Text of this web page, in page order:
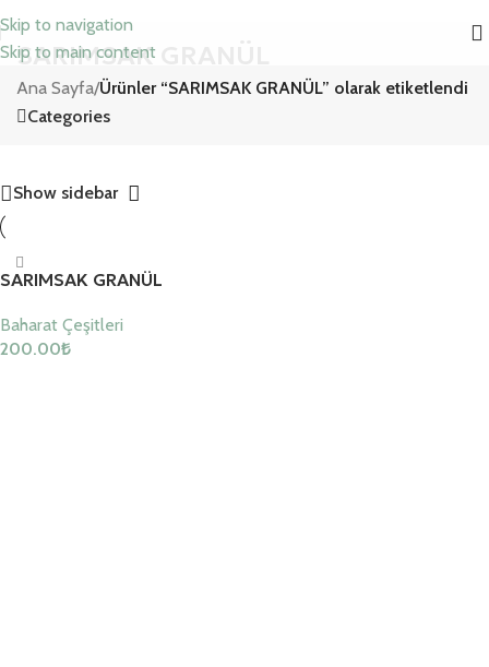
Skip to navigation
Skip to main content
SARIMSAK GRANÜL
Ana Sayfa/Ürünler “SARIMSAK GRANÜL” olarak etiketlendi
Categories
Show sidebar
SARIMSAK GRANÜL
Baharat Çeşitleri
200.00₺